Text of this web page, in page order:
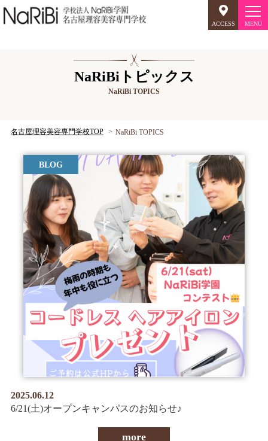
ACCESS
オープンキャンパス
NaRiBiのミリョク
キャンパスライフ
入学案内
就職について
情報公開
学生・保護者向け
一般サロン向け
後援会向け
学校情報
よくある質問
サイトマップ
NaRiBiトピックス
NaRiBi TOPICS
名古屋理容美容専門学校TOP NaRiBi TOPICS
BLOG
2025.06.12
6/21(土)オープンキャンパスのお知らせ♪
more